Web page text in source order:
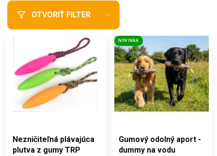
p
o
OTVORIŤ FILTER
Nezničiteľná plávajúca
plutva z gumy TRP
NOVINKA
Gumový odolný aport -
dummy na vodu